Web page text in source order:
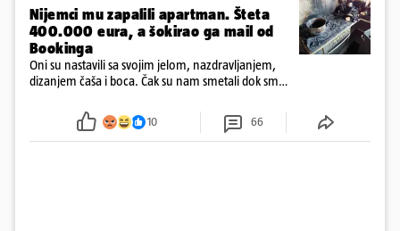
Nijemci mu zapalili apartman. Šteta
400.000 eura, a šokirao ga mail od
Bookinga
Oni su nastavili sa svojim jelom, nazdravljanjem,
dizanjem čaša i boca. Čak su nam smetali dok smo
požar, rekao je vlasnik
10 66